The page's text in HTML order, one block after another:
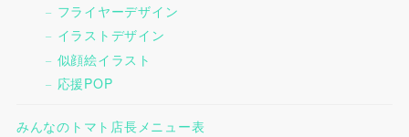
フライヤーデザイン
イラストデザイン
似顔絵イラスト
応援POP
みんなのトマト店長メニュー表